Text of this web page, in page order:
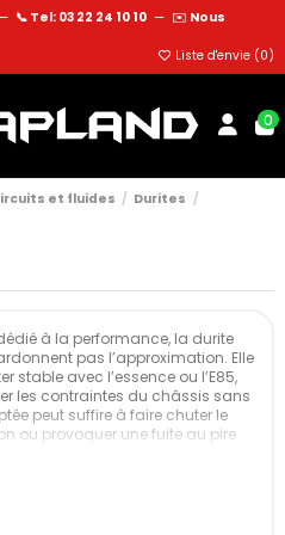
📞 Tel: 03 22 24 10 10 — ✉️ Nous
Liste d'envie (0)
0
et fluides
Durites
à la performance, la durite
pas l’approximation. Elle
stable avec l’essence ou l’E85,
les contraintes du châssis sans
peut suffire à faire chuter le
ou provoquer une fuite au pire
auto et les swaps
fiables, propres et adaptés